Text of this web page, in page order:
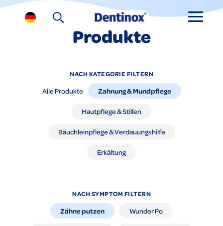
Produkte
NACH KATEGORIE FILTERN
Alle Produkte Zahnung & Mundpflege
Hautpflege & Stillen
Bäuchleinpflege & Verdauungshilfe
Erkältung
NACH SYMPTOM FILTERN
Zähne putzen Wunder Po